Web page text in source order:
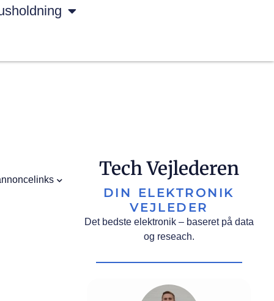
Tech Vejlederen
DIN ELEKTRONIK
VEJLEDER
Det bedste elektronik – baseret på data
og reseach.